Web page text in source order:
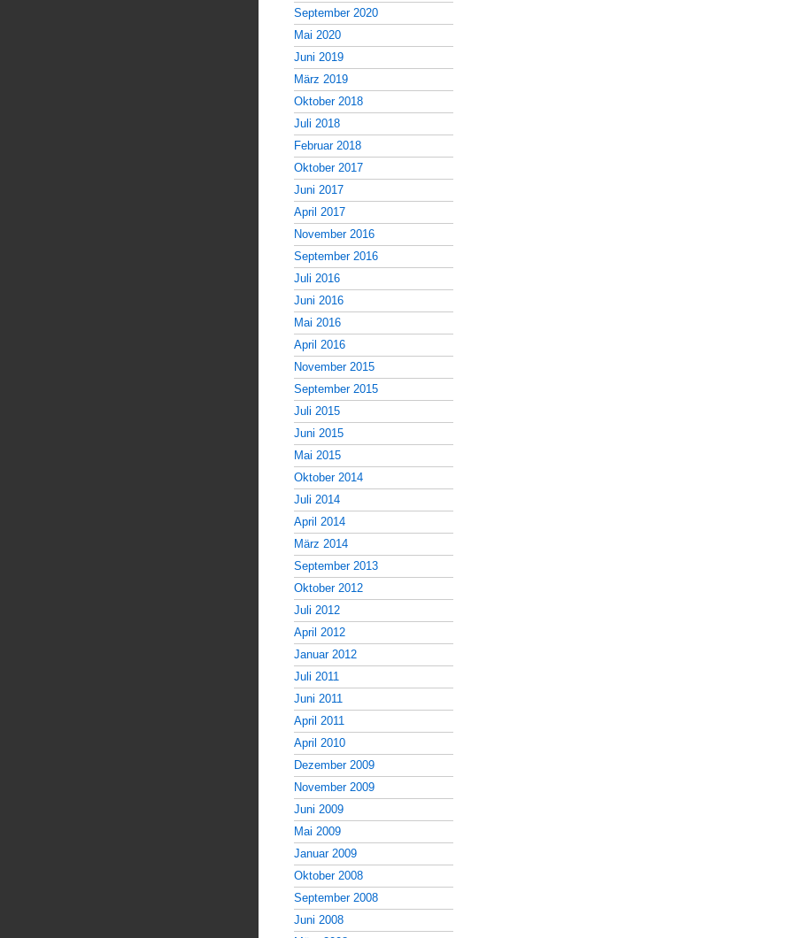
September 2020
Mai 2020
Juni 2019
März 2019
Oktober 2018
Juli 2018
Februar 2018
Oktober 2017
Juni 2017
April 2017
November 2016
September 2016
Juli 2016
Juni 2016
Mai 2016
April 2016
November 2015
September 2015
Juli 2015
Juni 2015
Mai 2015
Oktober 2014
Juli 2014
April 2014
März 2014
September 2013
Oktober 2012
Juli 2012
April 2012
Januar 2012
Juli 2011
Juni 2011
April 2011
April 2010
Dezember 2009
November 2009
Juni 2009
Mai 2009
Januar 2009
Oktober 2008
September 2008
Juni 2008